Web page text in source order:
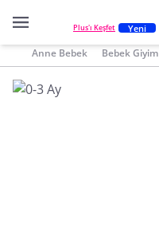
Plus'ı Keşfet Yeni
Anne Bebek Bebek Giyim